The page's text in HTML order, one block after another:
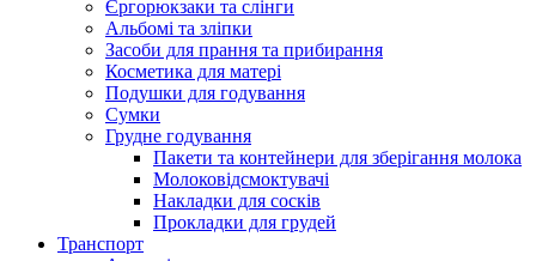
Єргорюкзаки та слінги
Альбомі та зліпки
Засоби для прання та прибирання
Косметика для матері
Подушки для годування
Сумки
Грудне годування
Пакети та контейнери для зберігання молока
Молоковідсмоктувачі
Накладки для сосків
Прокладки для грудей
Транспорт